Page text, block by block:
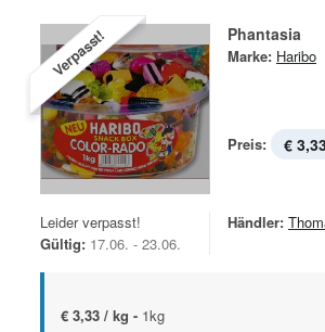
Verpasst! Phantasia
Marke: Haribo
Preis: €
Leider verpasst!
Gültig: 17.06. - 23.06.
Händler:
€ 3,33 / kg - 1kg